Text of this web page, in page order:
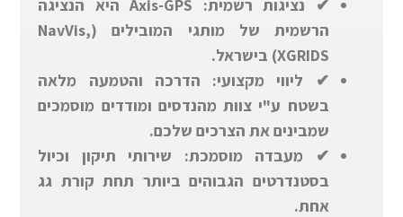
✔
נציגות רשמית: Axis-GPS היא הנציגה
הרשמית של מותגי המובילים (NavVis,
XGRIDS) בישראל.
✔
ליווי מקצועי: הדרכה והטמעה מלאה
בשטח ע"י צוות מהנדסים ומודדים מוסמכים
שמבינים את הצרכים שלכם.
✔
מעבדה מוסמכת: שירותי תיקון וכיול
בסטנדרטים הגבוהים ביותר תחת קורת גג
אחת.